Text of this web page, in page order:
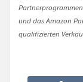
und das Amazon
qualifizierten